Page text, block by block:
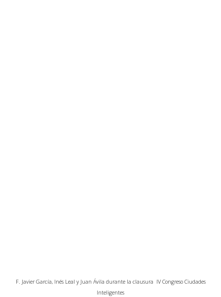
F. Javier García, Inés Leal y Juan Ávila durante la clausura IV Congreso Ciudades
Inteligentes